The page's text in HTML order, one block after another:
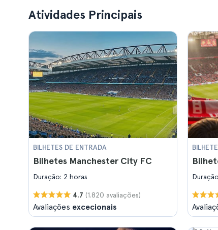
Atividades Principais
BILHETES DE ENTRADA
Bilhetes Manchester City FC
Duração: 2 horas
4.7 (1.820 avaliações)
Avaliações excecionais